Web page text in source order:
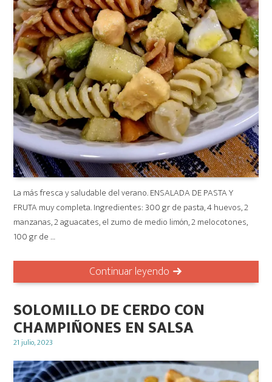
La más fresca y saludable del verano. ENSALADA DE PASTA Y
FRUTA muy completa. Ingredientes: 300 gr de pasta, 4 huevos, 2
manzanas, 2 aguacates, el zumo de medio limón, 2 melocotones,
100 gr de …
Continuar leyendo
SOLOMILLO DE CERDO CON
CHAMPIÑONES EN SALSA
Posted
21 julio, 2023